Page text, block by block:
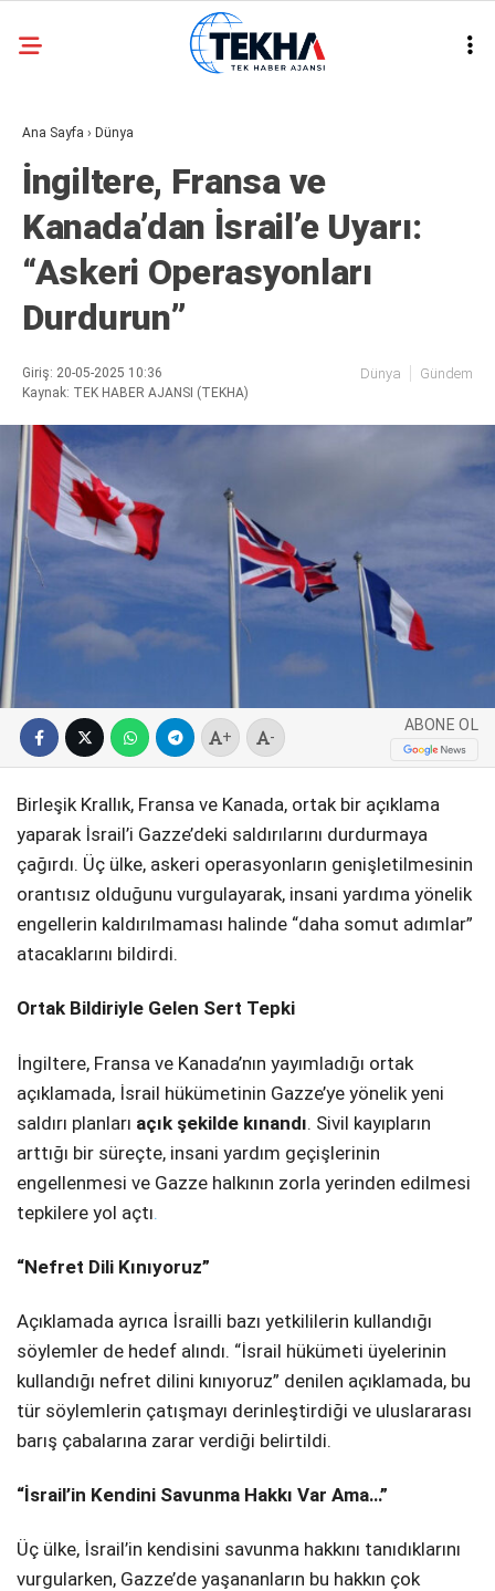
WhatsApp İhbar
Hattı
Instagram
Youtube
24
ASAYIŞ
GÜNDEM
GENEL
EKONOMI
SIYASET
DÜNYA
METEOROLOJI
SPOR
SERVISLER
Ana Sayfa › Dünya
İngiltere, Fransa ve
Kanada’dan İsrail’e Uyarı:
“Askeri Operasyonları
Durdurun”
Giriş: 20-05-2025 10:36
Kaynak: TEK HABER AJANSI (TEKHA)
Dünya Gündem
+ -
ABONE OL
Birleşik Krallık, Fransa ve Kanada, ortak bir açıklama
yaparak İsrail’i Gazze’deki saldırılarını durdurmaya
çağırdı. Üç ülke, askeri operasyonların genişletilmesinin
orantısız olduğunu vurgulayarak, insani yardıma yönelik
engellerin kaldırılmaması halinde “daha somut adımlar”
atacaklarını bildirdi.
Ortak Bildiriyle Gelen Sert Tepki
İngiltere, Fransa ve Kanada’nın yayımladığı ortak
açıklamada, İsrail hükümetinin Gazze’ye yönelik yeni
saldırı planları açık şekilde kınandı. Sivil kayıpların
arttığı bir süreçte, insani yardım geçişlerinin
engellenmesi ve Gazze halkının zorla yerinden edilmesi
tepkilere yol açtı.
“Nefret Dili Kınıyoruz”
Açıklamada ayrıca İsrailli bazı yetkililerin kullandığı
söylemler de hedef alındı. “İsrail hükümeti üyelerinin
kullandığı nefret dilini kınıyoruz” denilen açıklamada, bu
tür söylemlerin çatışmayı derinleştirdiği ve uluslararası
barış çabalarına zarar verdiği belirtildi.
“İsrail’in Kendini Savunma Hakkı Var Ama…”
Üç ülke, İsrail’in kendisini savunma hakkını tanıdıklarını
vurgularken, Gazze’de yaşananların bu hakkın çok